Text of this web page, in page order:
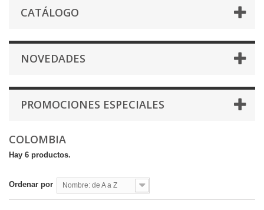
CATÁLOGO
NOVEDADES
PROMOCIONES ESPECIALES
COLOMBIA
Hay 6 productos.
Ordenar por Nombre: de A a Z